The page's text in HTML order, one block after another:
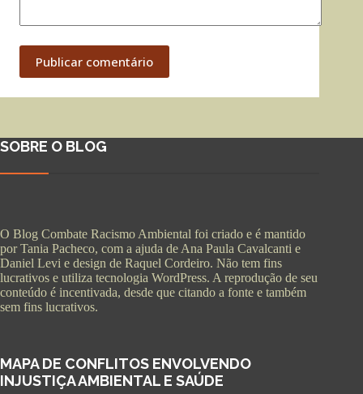
Publicar comentário
SOBRE O BLOG
O Blog Combate Racismo Ambiental foi criado e é mantido
por Tania Pacheco, com a ajuda de Ana Paula Cavalcanti e
Daniel Levi e design de Raquel Cordeiro. Não tem fins
lucrativos e utiliza tecnologia WordPress. A reprodução de seu
conteúdo é incentivada, desde que citando a fonte e também
sem fins lucrativos.
MAPA DE CONFLITOS ENVOLVENDO
INJUSTIÇA AMBIENTAL E SAÚDE